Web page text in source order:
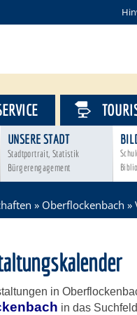
UNSERE STADT
Stadtportrait, Statistik
Bürgerengagement
» Oberflockenbach »
in
in das